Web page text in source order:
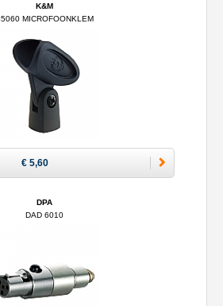
K&M
MICROFOONKLEM
€ 5,60
DPA
DAD 6010